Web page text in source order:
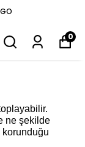
0
ne şekilde
korunduğu